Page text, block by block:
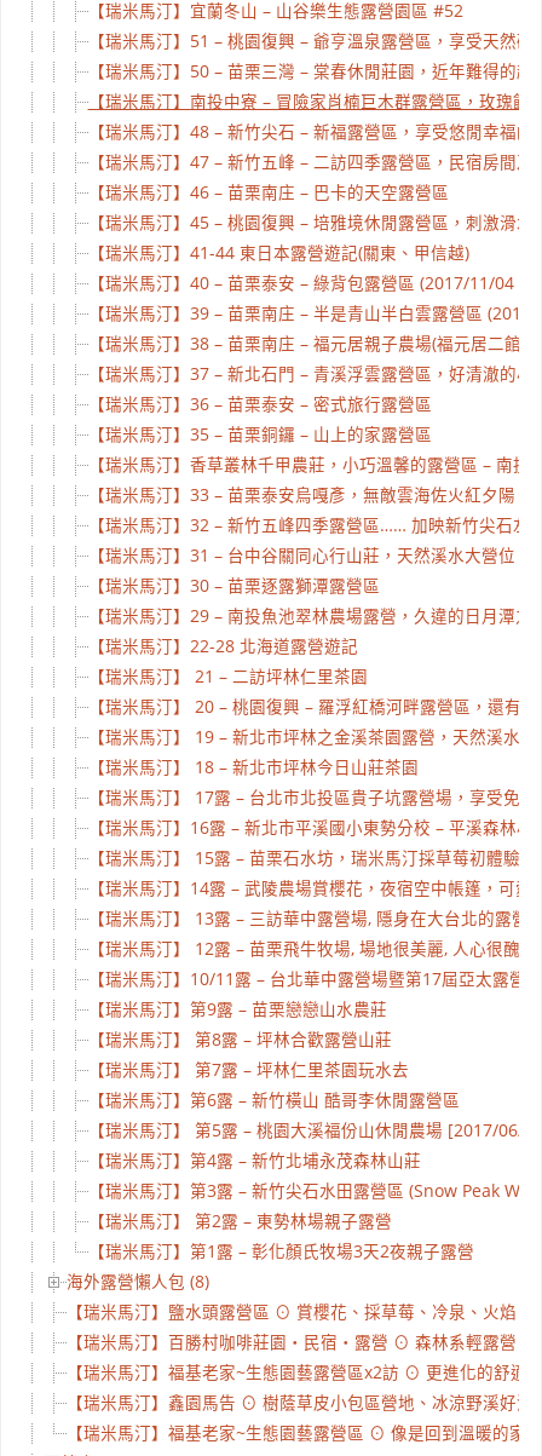
【瑞米馬汀】宜蘭冬山 – 山谷樂生態露營園區 #52
【瑞米馬汀】51 – 桃園復興 – 爺亨溫泉露營區，享受天然
【瑞米馬汀】50 – 苗栗三灣 – 棠春休閒莊園，近年難得的
【瑞米馬汀】南投中寮 – 冒險家肖楠巨木群露營區，玫瑰餃
【瑞米馬汀】48 – 新竹尖石 – 新福露營區，享受悠閒幸福
【瑞米馬汀】47 – 新竹五峰 – 二訪四季露營區，民宿房間及
【瑞米馬汀】46 – 苗栗南庄 – 巴卡的天空露營區
【瑞米馬汀】45 – 桃園復興 – 培雅境休閒露營區，刺激滑
【瑞米馬汀】41-44 東日本露營遊記(關東、甲信越)
【瑞米馬汀】40 – 苗栗泰安 – 綠背包露營區 (2017/11/04 更
【瑞米馬汀】39 – 苗栗南庄 – 半是青山半白雲露營區
【瑞米馬汀】38 – 苗栗南庄 – 福元居親子農場(福元居二館)
【瑞米馬汀】37 – 新北石門 – 青溪浮雲露營區，好清澈的小
【瑞米馬汀】36 – 苗栗泰安 – 密式旅行露營區
【瑞米馬汀】35 – 苗栗銅鑼 – 山上的家露營區
【瑞米馬汀】香草叢林千甲農莊，小巧溫馨的露營區 – 南投
【瑞米馬汀】33 – 苗栗泰安烏嘎彥，無敵雲海佐火紅夕陽
【瑞米馬汀】32 – 新竹五峰四季露營區…… 加映新竹尖石左
【瑞米馬汀】31 – 台中谷關同心行山莊，天然溪水大營位
【瑞米馬汀】30 – 苗栗逐露獅潭露營區
【瑞米馬汀】29 – 南投魚池翠林農場露營，久違的日月潭之
【瑞米馬汀】22-28 北海道露營遊記
【瑞米馬汀】 21 – 二訪坪林仁里茶園
【瑞米馬汀】 20 – 桃園復興 – 羅浮紅橋河畔露營區，還有
【瑞米馬汀】 19 – 新北市坪林之金溪茶園露營，天然溪水太
【瑞米馬汀】 18 – 新北市坪林今日山莊茶園
【瑞米馬汀】 17露 – 台北市北投區貴子坑露營場，享受免費
【瑞米馬汀】16露 – 新北市平溪國小東勢分校 – 平溪森林小
【瑞米馬汀】 15露 – 苗栗石水坊，瑞米馬汀採草莓初體驗。
【瑞米馬汀】14露 – 武陵農場賞櫻花，夜宿空中帳篷，可愛
【瑞米馬汀】 13露 – 三訪華中露營場, 隱身在大台北的露
【瑞米馬汀】 12露 – 苗栗飛牛牧場, 場地很美麗, 人心很醜
【瑞米馬汀】10/11露 – 台北華中露營場暨第17屆亞太露營
【瑞米馬汀】第9露 – 苗栗戀戀山水農莊
【瑞米馬汀】 第8露 – 坪林合歡露營山莊
【瑞米馬汀】 第7露 – 坪林仁里茶園玩水去
【瑞米馬汀】第6露 – 新竹橫山 酷哥李休閒露營區
【瑞米馬汀】 第5露 – 桃園大溪福份山休閒農場 [2017/06/
【瑞米馬汀】第4露 – 新竹北埔永茂森林山莊
【瑞米馬汀】第3露 – 新竹尖石水田露營區 (Snow Peak Way)
【瑞米馬汀】 第2露 – 東勢林場親子露營
【瑞米馬汀】第1露 – 彰化顏氏牧場3天2夜親子露營
海外露營懶人包 (8)
【瑞米馬汀】鹽水頭露營區 ⊙ 賞櫻花、採草莓、冷泉、火焰
【瑞米馬汀】百勝村咖啡莊園‧民宿‧露營 ⊙ 森林系輕露營 ⊙
【瑞米馬汀】福基老家~生態園藝露營區x2訪 ⊙ 更進化的舒適
【瑞米馬汀】鑫園馬告 ⊙ 樹蔭草皮小包區營地、冰涼野溪好
【瑞米馬汀】福基老家~生態園藝露營區 ⊙ 像是回到溫暖的家